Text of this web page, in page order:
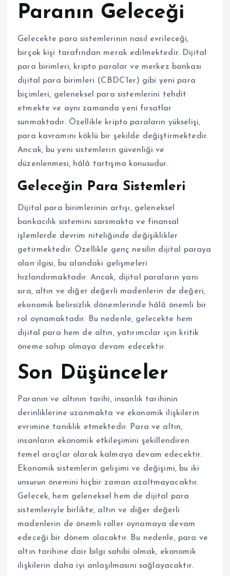
Paranın Geleceği
Gelecekte para sistemlerinin nasıl evrileceği,
birçok kişi tarafından merak edilmektedir. Dijital
para birimleri, kripto paralar ve merkez bankası
dijital para birimleri (CBDC’ler) gibi yeni para
biçimleri, geleneksel para sistemlerini tehdit
etmekte ve aynı zamanda yeni fırsatlar
sunmaktadır. Özellikle kripto paraların yükselişi,
para kavramını köklü bir şekilde değiştirmektedir.
Ancak, bu yeni sistemlerin güvenliği ve
düzenlenmesi, hâlâ tartışma konusudur.
Geleceğin Para Sistemleri
Dijital para birimlerinin artışı, geleneksel
bankacılık sistemini sarsmakta ve finansal
işlemlerde devrim niteliğinde değişiklikler
getirmektedir. Özellikle genç nesilin dijital paraya
olan ilgisi, bu alandaki gelişmeleri
hızlandırmaktadır. Ancak, dijital paraların yanı
sıra, altın ve diğer değerli madenlerin de değeri,
ekonomik belirsizlik dönemlerinde hâlâ önemli bir
rol oynamaktadır. Bu nedenle, gelecekte hem
dijital para hem de altın, yatırımcılar için kritik
öneme sahip olmaya devam edecektir.
Son Düşünceler
Paranın ve altının tarihi, insanlık tarihinin
derinliklerine uzanmakta ve ekonomik ilişkilerin
evrimine tanıklık etmektedir. Para ve altın,
insanların ekonomik etkileşimini şekillendiren
temel araçlar olarak kalmaya devam edecektir.
Ekonomik sistemlerin gelişimi ve değişimi, bu iki
unsurun önemini hiçbir zaman azaltmayacaktır.
Gelecek, hem geleneksel hem de dijital para
sistemleriyle birlikte, altın ve diğer değerli
madenlerin de önemli roller oynamaya devam
edeceği bir dönem olacaktır. Bu nedenle, para ve
altın tarihine dair bilgi sahibi olmak, ekonomik
ilişkilerin daha iyi anlaşılmasını sağlayacaktır.